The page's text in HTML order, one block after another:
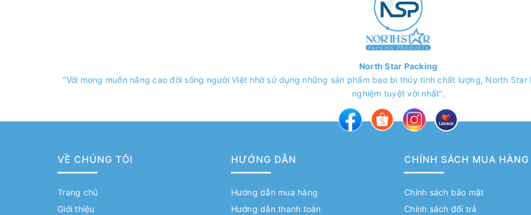
North Star Packing
“Với mong muốn nâng cao đời sống người Việt nhờ sử dụng những sản phẩm bao bì thủy tinh chất lượng, North
nghiệm tuyệt vời nhất”.
VỀ CHÚNG TÔI
Trang chủ
Giới thiệu
HƯỚNG DẪN
Hướng dẫn mua hàng
Hướng dẫn thanh toán
CHÍNH SÁCH MUA HÀNG
Chính sách bảo mật
Chính sách đổi trả